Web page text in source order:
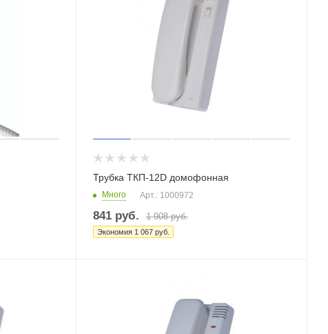
Трубка ТКП-12D домофонная
Много Арт.: 1000972
841руб. 1 908руб.
Экономия 1 067руб.